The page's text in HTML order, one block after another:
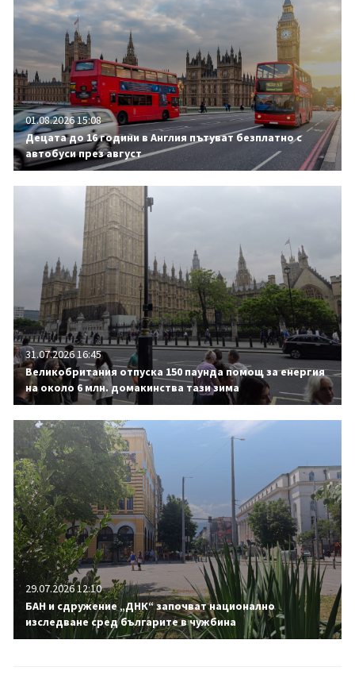
01.08.2026 15:08
Децата до 16 години в Англия пътуват безплатно с
автобуси през август
31.07.2026 16:45
Великобритания отпуска 150 паунда помощ за енергия
на около 6 млн. домакинства тази зима
29.07.2026 12:10
БАН и сдружение „ДНК“ започват национално
изследване сред българите в чужбина